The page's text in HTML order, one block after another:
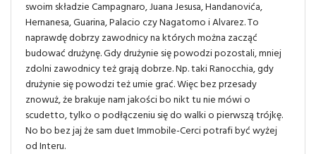
swoim składzie Campagnaro, Juana Jesusa, Handanovića,
Hernanesa, Guarina, Palacio czy Nagatomo i Alvarez. To
naprawdę dobrzy zawodnicy na których można zacząć
budować drużynę. Gdy drużynie się powodzi pozostali, mniej
zdolni zawodnicy też grają dobrze. Np. taki Ranocchia, gdy
drużynie się powodzi też umie grać. Więc bez przesady
znowuż, że brakuje nam jakości bo nikt tu nie mówi o
scudetto, tylko o podłączeniu się do walki o pierwszą trójkę.
No bo bez jaj że sam duet Immobile-Cerci potrafi być wyżej
od Interu.